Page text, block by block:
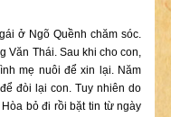
ở Ngõ Quềnh chăm sóc.
Văn Thái. Sau khi cho con,
mẹ nuôi để xin lại. Năm
đòi lại con. Tuy nhiên do
bỏ đi rồi bặt tin từ ngày